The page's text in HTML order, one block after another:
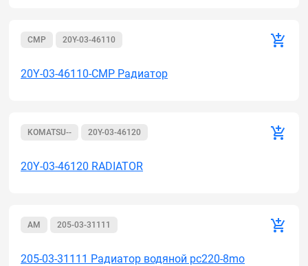
CMР 20Y-03-46110
20Y-03-46110-CMP Радиатор
KOMATSU-- 20Y-03-46120
20Y-03-46120 RADIATOR
AM 205-03-31111
205-03-31111 Радиатор водяной рс220-8mo